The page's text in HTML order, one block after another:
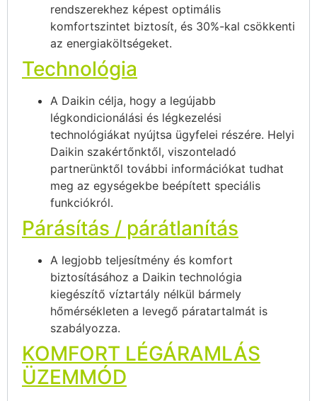
rendszerekhez képest optimális
komfortszintet biztosít, és 30%-kal csökkenti
az energiaköltségeket.
Technológia
A Daikin célja, hogy a legújabb
légkondicionálási és légkezelési
technológiákat nyújtsa ügyfelei részére. Helyi
Daikin szakértőnktől, viszonteladó
partnerünktől további információkat tudhat
meg az egységekbe beépített speciális
funkciókról.
Párásítás / párátlanítás
A legjobb teljesítmény és komfort
biztosításához a Daikin technológia
kiegészítő víztartály nélkül bármely
hőmérsékleten a levegő páratartalmát is
szabályozza.
KOMFORT LÉGÁRAMLÁS
ÜZEMMÓD